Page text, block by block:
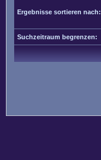
Ergebnisse sortieren nach:
Suchzeitraum begrenzen: